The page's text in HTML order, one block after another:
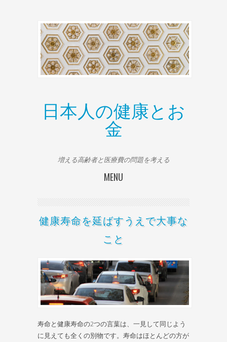
日本人の健康とお
金
増える高齢者と医療費の問題を考える
MENU
健康寿命を延ばすうえで大事な
こと
寿命と健康寿命の2つの言葉は、一見して同じよう
に見えても全くの別物です。寿命はほとんどの方が